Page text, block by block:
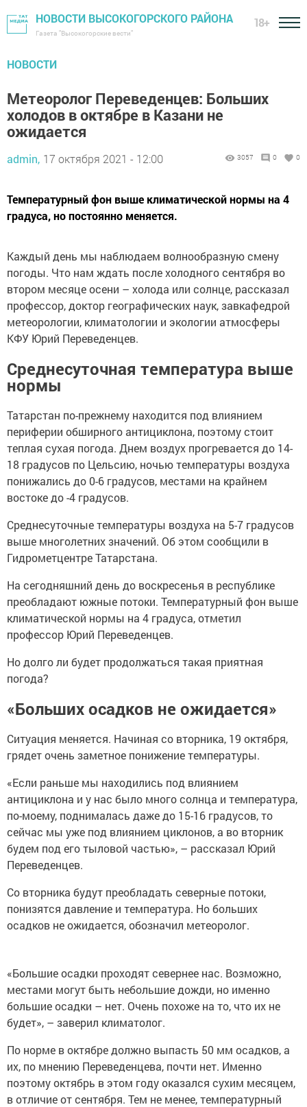
НОВОСТИ ВЫСОКОГОРСКОГО РАЙОНА
Газета "Высокогорские вести"
18+
НОВОСТИ
Метеоролог Переведенцев: Больших
холодов в октябре в Казани не
ожидается
admin, 17 октября 2021 - 12:00 3057 0 0
Температурный фон выше климатической нормы на 4
градуса, но постоянно меняется.
Каждый день мы наблюдаем волнообразную смену
погоды. Что нам ждать после холодного сентября во
втором месяце осени – холода или солнце, рассказал
профессор, доктор географических наук, завкафедрой
метеорологии, климатологии и экологии атмосферы
КФУ Юрий Переведенцев.
Среднесуточная температура выше
нормы
Татарстан по-прежнему находится под влиянием
периферии обширного антициклона, поэтому стоит
теплая сухая погода. Днем воздух прогревается до 14-
18 градусов по Цельсию, ночью температуры воздуха
понижались до 0-6 градусов, местами на крайнем
востоке до -4 градусов.
Среднесуточные температуры воздуха на 5-7 градусов
выше многолетних значений. Об этом сообщили в
Гидрометцентре Татарстана.
На сегодняшний день до воскресенья в республике
преобладают южные потоки. Температурный фон выше
климатической нормы на 4 градуса, отметил
профессор Юрий Переведенцев.
Но долго ли будет продолжаться такая приятная
погода?
«Больших осадков не ожидается»
Ситуация меняется. Начиная со вторника, 19 октября,
грядет очень заметное понижение температуры.
«Если раньше мы находились под влиянием
антициклона и у нас было много солнца и температура,
по-моему, поднималась даже до 15-16 градусов, то
сейчас мы уже под влиянием циклонов, а во вторник
будем под его тыловой частью», – рассказал Юрий
Переведенцев.
Со вторника будут преобладать северные потоки,
понизятся давление и температура. Но больших
осадков не ожидается, обозначил метеоролог.
«Большие осадки проходят севернее нас. Возможно,
местами могут быть небольшие дожди, но именно
большие осадки – нет. Очень похоже на то, что их не
будет», – заверил климатолог.
По норме в октябре должно выпасть 50 мм осадков, а
их, по мнению Переведенцева, почти нет. Именно
поэтому октябрь в этом году оказался сухим месяцем,
в отличие от сентября. Тем не менее, температурный